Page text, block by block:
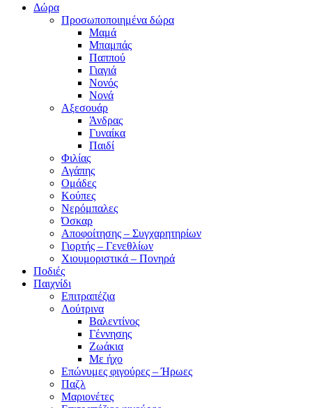
Δώρα
Προσωποποιημένα δώρα
Μαμά
Μπαμπάς
Παππού
Γιαγιά
Νονός
Νονά
Αξεσουάρ
Άνδρας
Γυναίκα
Παιδί
Φιλίας
Αγάπης
Ομάδες
Κούπες
Νερόμπαλες
Όσκαρ
Αποφοίτησης – Συγχαρητηρίων
Γιορτής – Γενεθλίων
Χιουμοριστικά – Πονηρά
Ποδιές
Παιχνίδι
Επιτραπέζια
Λούτρινα
Βαλεντίνος
Γέννησης
Ζωάκια
Με ήχο
Επώνυμες φιγούρες – Ήρωες
Παζλ
Μαριονέτες